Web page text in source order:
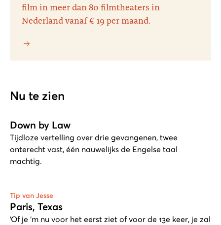
film in meer dan 80 filmtheaters in
Nederland vanaf € 19 per maand.
Nu te zien
Down by Law
Tijdloze vertelling over drie gevangenen, twee
onterecht vast, één nauwelijks de Engelse taal
machtig.
Tip van Jesse
Paris, Texas
‘Of je ‘m nu voor het eerst ziet of voor de 13e keer, je zal